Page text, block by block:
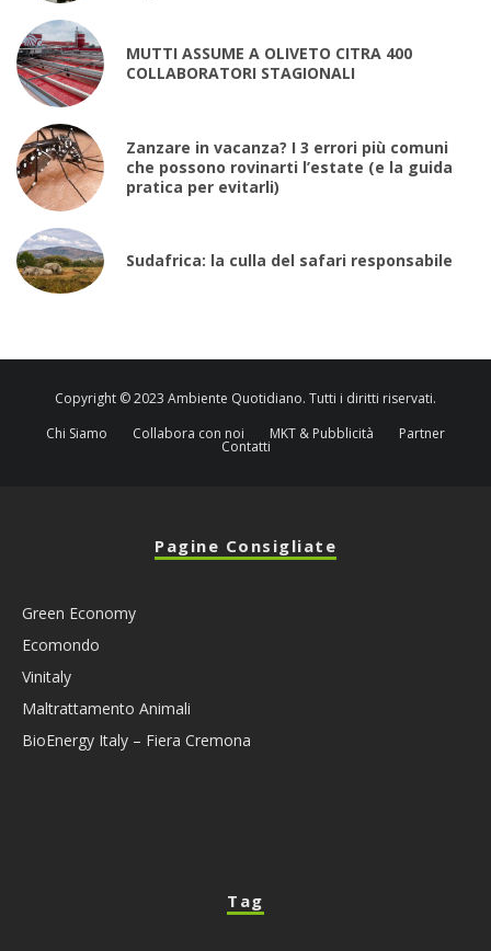
MUTTI ASSUME A OLIVETO CITRA 400
COLLABORATORI STAGIONALI
Zanzare in vacanza? I 3 errori più comuni
che possono rovinarti l’estate (e la guida
pratica per evitarli)
Sudafrica: la culla del safari responsabile
Copyright © 2023 Ambiente Quotidiano. Tutti i diritti riservati.
Chi Siamo
Collabora con noi MKT & Pubblicità Partner
Contatti
Pagine Consigliate
Green Economy
Ecomondo
Vinitaly
Maltrattamento Animali
BioEnergy Italy – Fiera Cremona
Tag